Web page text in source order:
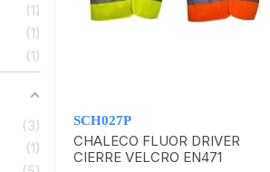
SCH027P
CHALECO FLUOR DRIVER
CIERRE VELCRO EN471
1
1
1
3
1